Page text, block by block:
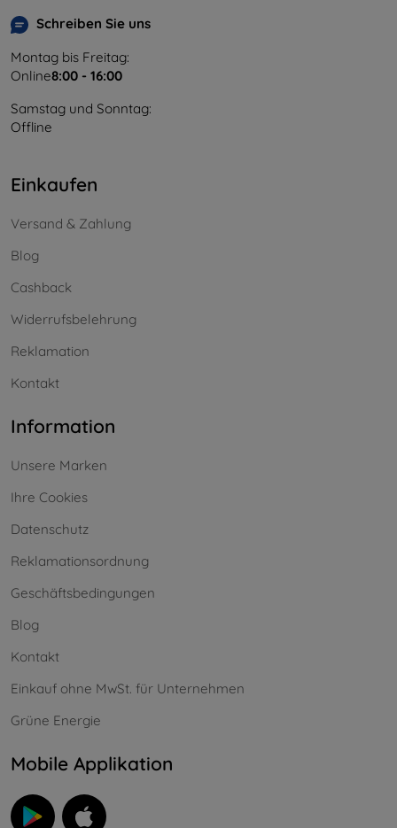
Schreiben Sie uns
Montag bis Freitag:
Online8:00 - 16:00
Samstag und Sonntag:
Offline
Einkaufen
Versand & Zahlung
Blog
Cashback
Widerrufsbelehrung
Reklamation
Kontakt
Information
Unsere Marken
Ihre Cookies
Datenschutz
Reklamationsordnung
Geschäftsbedingungen
Blog
Kontakt
Einkauf ohne MwSt. für Unternehmen
Grüne Energie
Mobile Applikation